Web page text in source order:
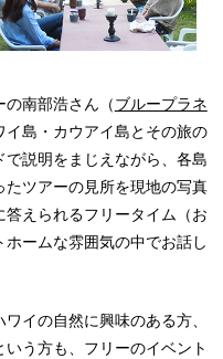
の南部浩さん（ブループラネ
イ島・カウアイ島とその旅の
説明をまじえながら、各島
ツアーの見所を現地の写真
えられるフリータイム（お
ームな雰囲気の中でお話し
イの自然に興味のある方、
う方も、フリーのイベント